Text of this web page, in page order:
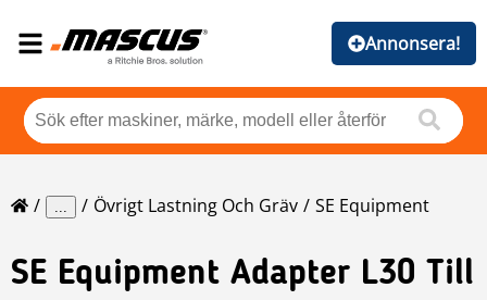
Annonsera!
... Övrigt Lastning Och Gräv SE Equipment
SE Equipment Adapter L30 Till